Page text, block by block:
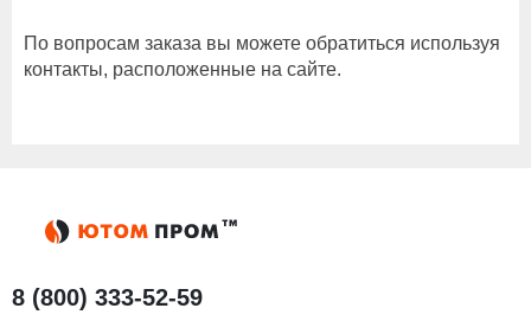
По вопросам заказа вы можете обратиться используя
контакты, расположенные на сайте.
8 (800) 333-52-59